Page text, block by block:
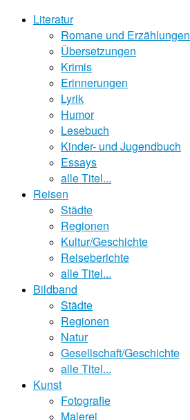
Literatur
Romane und Erzählungen
Übersetzungen
Krimis
Erinnerungen
Lyrik
Humor
Lesebuch
Kinder- und Jugendbuch
Essays
alle Titel...
Reisen
Städte
Regionen
Kultur/Geschichte
Reiseberichte
alle Titel...
Bildband
Städte
Regionen
Natur
Gesellschaft/Geschichte
alle Titel...
Kunst
Fotografie
Malerei